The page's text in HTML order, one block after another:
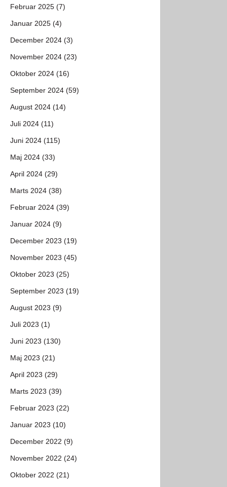
Februar 2025 (7)
Januar 2025 (4)
December 2024 (3)
November 2024 (23)
Oktober 2024 (16)
September 2024 (59)
August 2024 (14)
Juli 2024 (11)
Juni 2024 (115)
Maj 2024 (33)
April 2024 (29)
Marts 2024 (38)
Februar 2024 (39)
Januar 2024 (9)
December 2023 (19)
November 2023 (45)
Oktober 2023 (25)
September 2023 (19)
August 2023 (9)
Juli 2023 (1)
Juni 2023 (130)
Maj 2023 (21)
April 2023 (29)
Marts 2023 (39)
Februar 2023 (22)
Januar 2023 (10)
December 2022 (9)
November 2022 (24)
Oktober 2022 (21)